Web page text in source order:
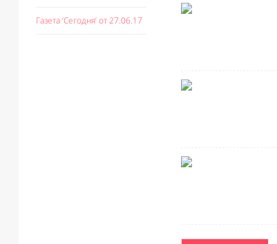
Газета ‘Сегодня’ от 27.06.17